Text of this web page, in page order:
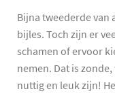
Bijna tweederde van
bijles. Toch zijn er
schamen of ervoor
nemen. Dat is
nuttig en leuk zijn!